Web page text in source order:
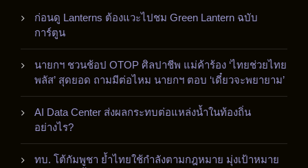
ก่อนดู Lanterns ต้องแวะไปชม Green Lantern ฉบับ
การ์ตูน
นายกฯ ชวนช้อป OTOP ศิลปาชีพ แม่ค้าร้อง ‘ไทยช่วยไทย
พลัส’ สุดยอด ถามมีต่อไหม นายกฯ ตอบ ‘เดี๋ยวจะพยายาม’
AI Data Center ส่งผลกระทบต่อแหล่งน้ำในท้องถิ่น
อย่างไร?
ทบ. โต้กัมพูชา ย้ำไทยใช้กำลังตามกฎหมาย มุ่งเป้าหมาย